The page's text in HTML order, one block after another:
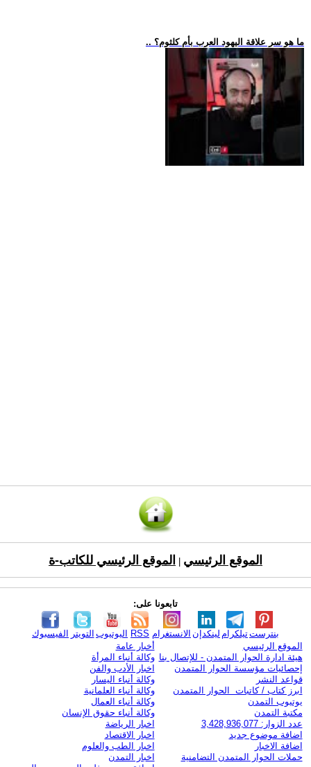
.. ما هو سر علاقة اليهود العرب بأم كلثوم؟
الموقع الرئيسي الموقع الرئيسي للكاتب-ة
تابعونا على:
الفيسبوك التويتر اليوتيوب RSS الانستغرام لينكدإن تيلكرامبنترست
الموقع الرئيسي
هيئة ادارة الحوار المتمدن - للإتصال بنا
إحصائيات مؤسسة الحوار المتمدن
قواعد النشر
ابرز كتاب / كاتبات الحوار المتمدن
يوتيوب التمدن
مكتبة التمدن
عدد الزوار: 3,428,936,077
اضافة موضوع جديد
اضافة الاخبار
حملات الحوار المتمدن التضامنية
أخبار عامة
وكالة أنباء المرأة
اخبار الأدب والفن
وكالة أنباء اليسار
وكالة أنباء العلمانية
وكالة أنباء العمال
وكالة أنباء حقوق الإنسان
اخبار الرياضة
اخبار الاقتصاد
اخبار الطب والعلوم
اخبار التمدن